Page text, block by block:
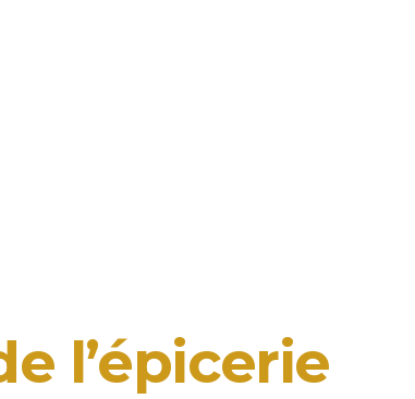
l’épicerie